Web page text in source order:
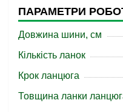
ПАРАМЕТРИ
Довжина шини, см
Кількість ланок
Крок ланцюга
Товщина ланки